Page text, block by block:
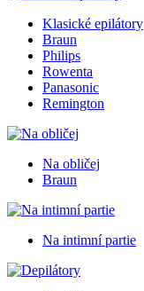
Klasické epilátory
Braun
Philips
Rowenta
Panasonic
Remington
Na obličej
Braun
Na intimní partie